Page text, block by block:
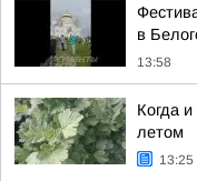
в
13:58
Когда
летом
13:25